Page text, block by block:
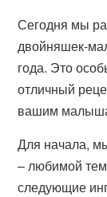
Сегодня мы
двойняшек-
года. Это
отличный
вашим
Для начала,
– любимой
следующие